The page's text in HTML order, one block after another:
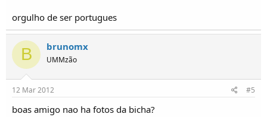
orgulho de ser portugues
B brunomx
UMMzão
12 Mar 2012 #5
boas amigo nao ha fotos da bicha?